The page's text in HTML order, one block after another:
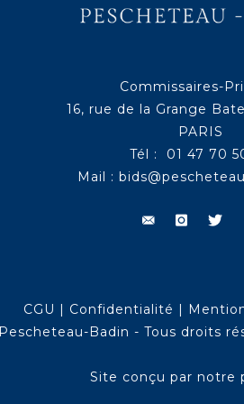
Commissaires-
16, rue de la Grange
PARIS
Tél : 01 47 70
Mail :
CGU | Confidentialité |
Badin - Tous droits
Site conçu par notre